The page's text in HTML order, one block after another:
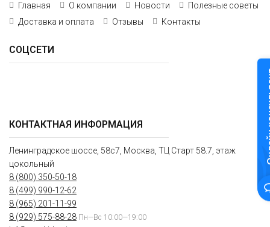
КОНТАКТНАЯ ИНФОРМАЦИЯ
Ленинградское шоссе, 58с7, Москва, ТЦ Старт 58.7, этаж
цокольный
8 (800) 350-50-18
8 (499) 990-12-62
8 (965) 201-11-99
8 (929) 575-88-28 Пн—Вс 10:00—19:00
Главная О компании Новости
Полезные советы
Доставка и оплата
Отзывы Контакты
СОЦСЕТИ